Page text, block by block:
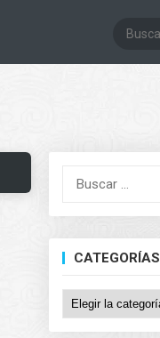
Buscar:
CATEGORÍAS
Categorías